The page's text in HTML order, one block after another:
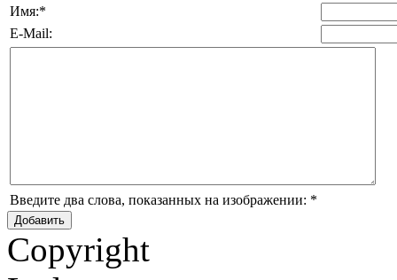
Имя:*
E-Mail:
Введите два слова, показанных на изображении: *
Copyright